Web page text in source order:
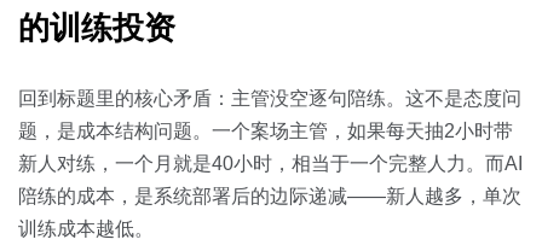
的训练投资
回到标题里的核心矛盾：主管没空逐句陪练。这不是态度问
题，是成本结构问题。一个案场主管，如果每天抽2小时带
新人对练，一个月就是40小时，相当于一个完整人力。而AI
陪练的成本，是系统部署后的边际递减——新人越多，单次
训练成本越低。